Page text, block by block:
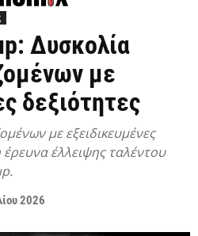
Δυσκολία
με
δεξιότητες
με εξειδικευμένες
έρευνα έλλειψης ταλέντου
2026